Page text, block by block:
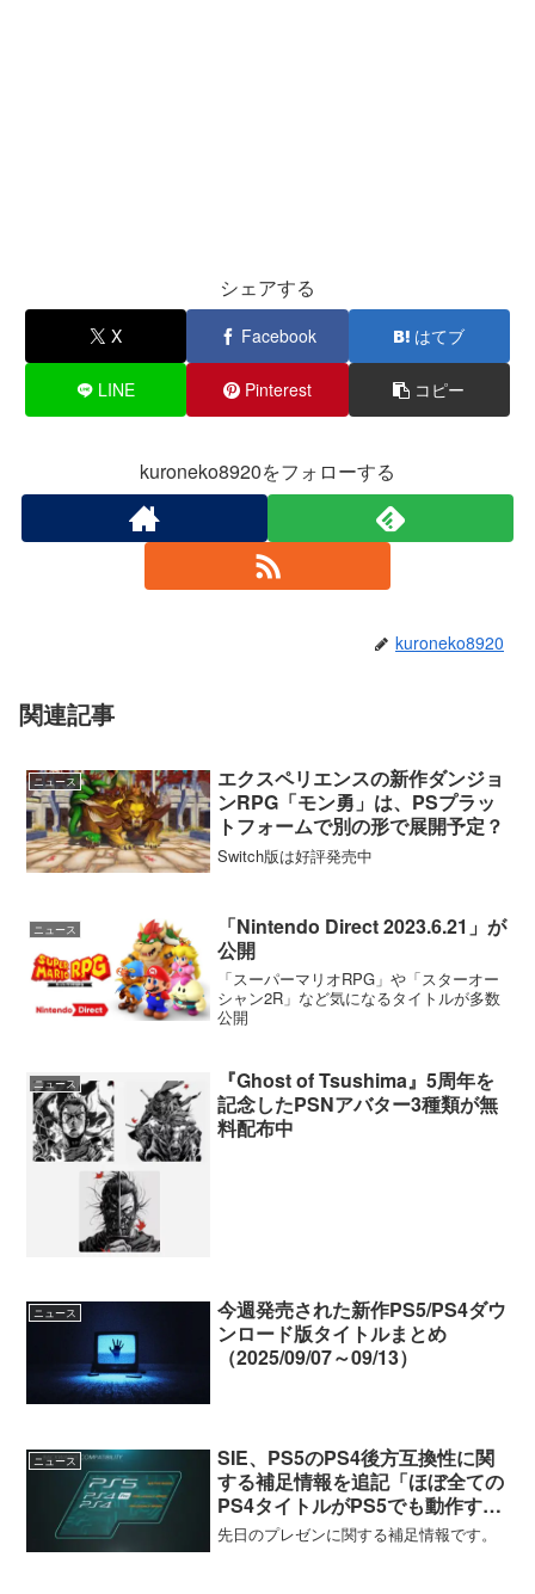
シェアする
X Facebook はてブ
LINE Pinterest コピー
kuroneko8920をフォローする
kuroneko8920
関連記事
ニュース
エクスペリエンスの新作ダンジョ
ンRPG「モン勇」は、PSプラッ
トフォームで別の形で展開予定？
Switch版は好評発売中
ニュース
「Nintendo Direct 2023.6.21」が
公開
「スーパーマリオRPG」や「スターオー
シャン2R」など気になるタイトルが多数
公開
ニュース
『Ghost of Tsushima』5周年を
記念したPSNアバター3種類が無
料配布中
ニュース
今週発売された新作PS5/PS4ダウ
ンロード版タイトルまとめ
（2025/09/07～09/13）
ニュース
SIE、PS5のPS4後方互換性に関
する補足情報を追記「ほぼ全ての
PS4タイトルがPS5でも動作する
であろう」「フレームレートや解
像度にも恩恵が」
先日のプレゼンに関する補足情報です。